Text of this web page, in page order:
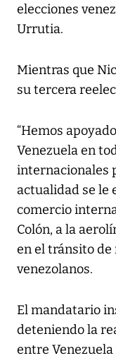
elecciones
Urrutia.
Mientras que
su tercera
“Hemos
Venezuela en
internacionales
actualidad se le
comercio
Colón, a la
en el tránsito de
venezolanos.
El mandatario
deteniendo la
entre Venezuela